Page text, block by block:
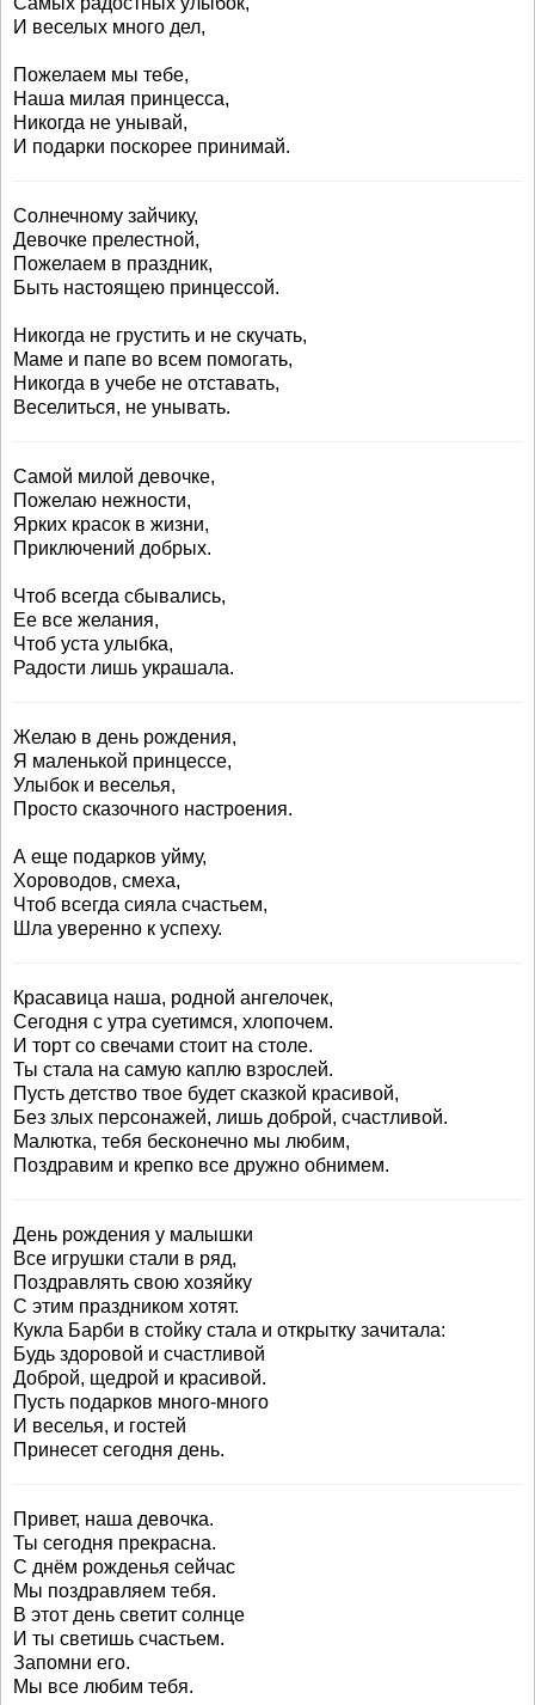
И веселых много дел,
Пожелаем мы тебе,
Наша милая принцесса,
Никогда не унывай,
И подарки поскорее принимай.
Солнечному зайчику,
Девочке прелестной,
Пожелаем в праздник,
Быть настоящею принцессой.
Никогда не грустить и не скучать,
Маме и папе во всем помогать,
Никогда в учебе не отставать,
Веселиться, не унывать.
Самой милой девочке,
Пожелаю нежности,
Ярких красок в жизни,
Приключений добрых.
Чтоб всегда сбывались,
Ее все желания,
Чтоб уста улыбка,
Радости лишь украшала.
Желаю в день рождения,
Я маленькой принцессе,
Улыбок и веселья,
Просто сказочного настроения.
А еще подарков уйму,
Хороводов, смеха,
Чтоб всегда сияла счастьем,
Шла уверенно к успеху.
Красавица наша, родной ангелочек,
Сегодня с утра суетимся, хлопочем.
И торт со свечами стоит на столе.
Ты стала на самую каплю взрослей.
Пусть детство твое будет сказкой красивой,
Без злых персонажей, лишь доброй, счастливой.
Малютка, тебя бесконечно мы любим,
Поздравим и крепко все дружно обнимем.
День рождения у малышки
Все игрушки стали в ряд,
Поздравлять свою хозяйку
С этим праздником хотят.
Кукла Барби в стойку стала и открытку зачитала:
Будь здоровой и счастливой
Доброй, щедрой и красивой.
Пусть подарков много-много
И веселья, и гостей
Принесет сегодня день.
Привет, наша девочка.
Ты сегодня прекрасна.
С днём рожденья сейчас
Мы поздравляем тебя.
В этот день светит солнце
И ты светишь счастьем.
Запомни его.
Мы все любим тебя.